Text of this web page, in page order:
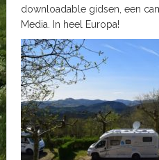
downloadable gidsen, een
Media. In heel Europa!